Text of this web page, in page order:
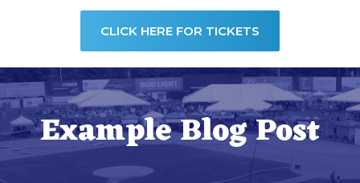
CLICK HERE FOR TICKETS
Example Blog Post